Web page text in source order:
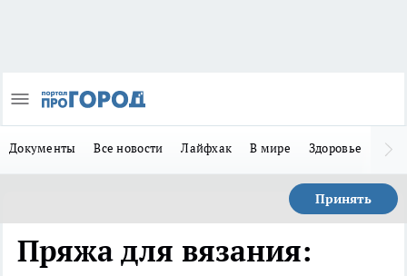
Документы Все новости Лайфхак В мире Здоровье
Принять
Пряжа для вязания: